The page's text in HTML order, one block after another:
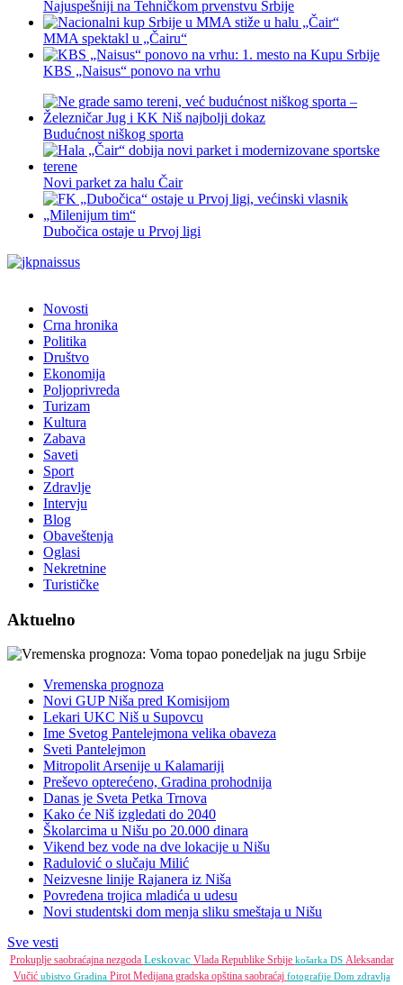
Najuspešniji na Tehničkom prvenstvu Srbije
MMA spektakl u „Čairu“
KBS „Naisus“ ponovo na vrhu
Budućnost niškog sporta
Novi parket za halu Čair
Dubočica ostaje u Prvoj ligi
Novosti
Crna hronika
Politika
Društvo
Ekonomija
Poljoprivreda
Turizam
Kultura
Zabava
Saveti
Sport
Zdravlje
Intervju
Blog
Obaveštenja
Oglasi
Nekretnine
Turističke
Aktuelno
Vremenska prognoza
Novi GUP Niša pred Komisijom
Lekari UKC Niš u Supovcu
Ime Svetog Pantelejmona velika obaveza
Sveti Pantelejmon
Mitropolit Arsenije u Kalamariji
Preševo opterećeno, Gradina prohodnija
Danas je Sveta Petka Trnova
Kako će Niš izgledati do 2040
Školarcima u Nišu po 20.000 dinara
Vikend bez vode na dve lokacije u Nišu
Radulović o slučaju Milić
Neizvesne linije Rajanera iz Niša
Povređena trojica mladića u udesu
Novi studentski dom menja sliku smeštaja u Nišu
Sve vesti
Prokuplje saobraćajna nezgoda Leskovac Vlada Republike Srbije košarka DS Aleksandar
Vučić ubistvo Gradina PirotMedijana gradska opština saobraćaj fotografije Dom zdravlja